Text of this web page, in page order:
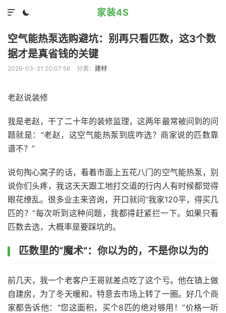
家装4S


空气能热泵选购避坑：别再只看匹数，这3个数
据才是真省钱的关键
2026-03-31 20:07:56 分类： 建材
老赵说装修
我是老赵，干了二十年的装修监理，这两年最常被问到的问
题就是：“老赵，这空气能热泵到底咋选？商家说的匹数靠
谱不？”
说句掏心窝子的话，看着市面上五花八门的空气能热泵，别
说你们头疼，我这天天跟工地打交道的行内人有时候都觉得
眼花缭乱。很多业主来咨询，开口就问“我家120平，得买几
匹的？”每次听到这种问题，我都得赶紧拦一下。如果只看
匹数去选，大概率是要踩坑的。
匹数里的“魔术”：你以为的，不是你以为的
前几天，我一个老客户王哥就差点吃了这个亏。他在镇上做
自建房，为了冬天暖和，特意去市场上转了一圈。好几个商
家都告诉他：“您这面积，买个8匹的绝对够用！”价格一听